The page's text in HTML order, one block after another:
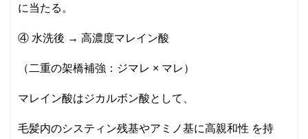
に当たる。
④ 水洗後 → 高濃度マレイン酸
（二重の架橋補強：ジマレ × マレ）
マレイン酸はジカルボン酸として、
毛髪内のシスティン残基やアミノ基に高親和性 を持